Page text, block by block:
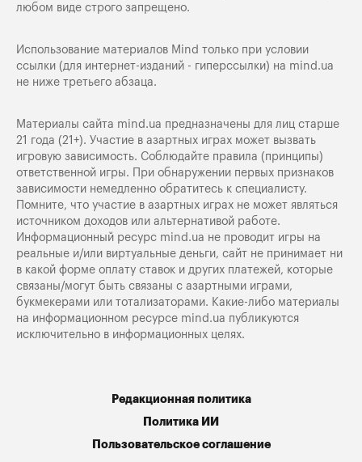
любом виде строго запрещено.
Использование материалов Mind только при условии
ссылки (для интернет-изданий - гиперссылки) на mind.ua
не ниже третьего абзаца.
Материалы сайта mind.ua предназначены для лиц старше
21 года (21+). Участие в азартных играх может вызвать
игровую зависимость. Соблюдайте правила (принципы)
ответственной игры. При обнаружении первых признаков
зависимости немедленно обратитесь к специалисту.
Помните, что участие в азартных играх не может являться
источником доходов или альтернативой работе.
Информационный ресурс mind.ua не проводит игры на
реальные и/или виртуальные деньги, сайт не принимает ни
в какой форме оплату ставок и других платежей, которые
связаны/могут быть связаны с азартными играми,
букмекерами или тотализаторами. Какие-либо материалы
на информационном ресурсе mind.ua публикуются
исключительно в информационных целях.
Редакционная политика
Политика ИИ
Пользовательское соглашение